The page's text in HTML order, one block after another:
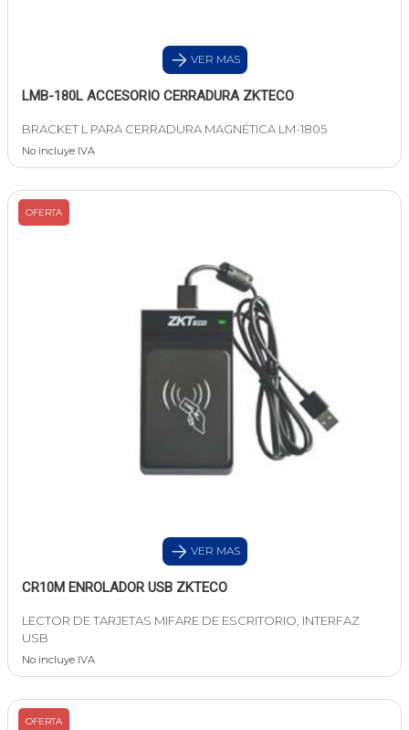
VER MAS
LMB-180L ACCESORIO CERRADURA ZKTECO
BRACKET L PARA CERRADURA MAGNÉTICA LM-1805
No incluye IVA
OFERTA
VER MAS
CR10M ENROLADOR USB ZKTECO
LECTOR DE TARJETAS MIFARE DE ESCRITORIO, INTERFAZ
USB
No incluye IVA
OFERTA